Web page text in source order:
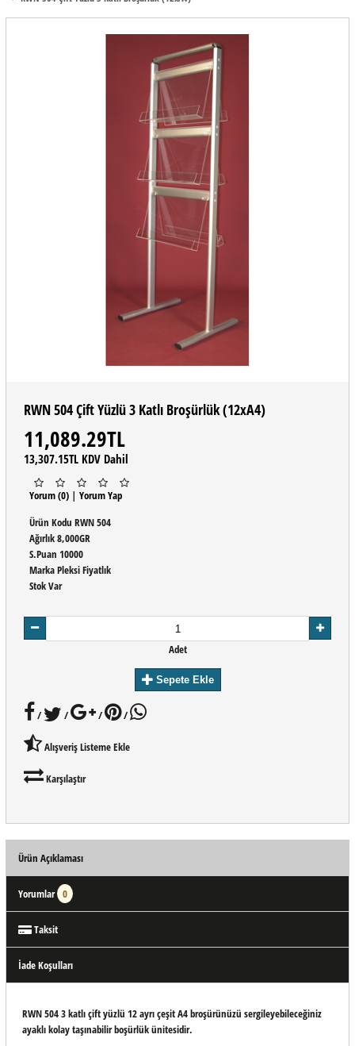
RWN 504 Çift Yüzlü 3 Katlı Broşürlük (12xA4)
11,089.29TL
13,307.15TL KDV Dahil
Yorum (0) | Yorum Yap
Ürün Kodu RWN 504
Ağırlık8,000GR
S.Puan 10000
MarkaPleksi Fiyatlık
StokVar
Adet
Sepete Ekle
/ / / /
Alışveriş Listeme Ekle
Karşılaştır
Ürün Açıklaması
Yorumlar 0
Taksit
İade Koşulları
RWN 504 3 katlı çift yüzlü 12 ayrı çeşit A4 broşürünüzü sergileyebileceğiniz
ayaklı kolay taşınabilir boşürlük ünitesidir.